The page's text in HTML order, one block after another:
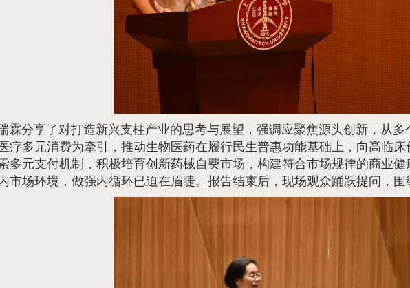
霖分享了对打造新兴支柱产业的思考与展望，强调应聚焦源头创新，从
疗多元消费为牵引，推动生物医药在履行民生普惠功能基础上，向高临
多元支付机制，积极培育创新药械自费市场，构建符合市场规律的商业
市场环境，做强内循环已迫在眉睫。报告结束后，现场观众踊跃提问，